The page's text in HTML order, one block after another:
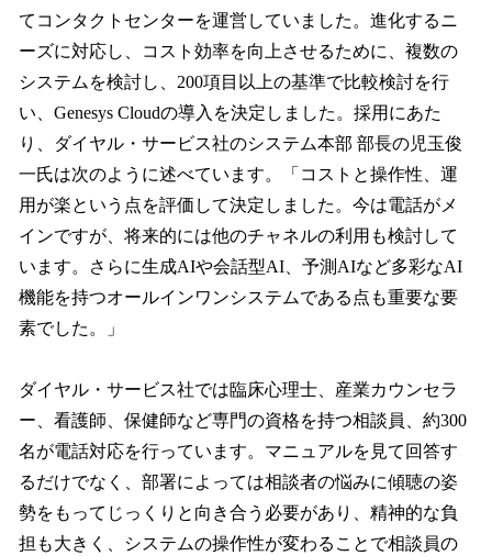
てコンタクトセンターを運営していました。進化するニ
ーズに対応し、コスト効率を向上させるために、複数の
システムを検討し、200項目以上の基準で比較検討を行
い、Genesys Cloudの導入を決定しました。採用にあた
り、ダイヤル・サービス社のシステム本部 部長の児玉俊
一氏は次のように述べています。「コストと操作性、運
用が楽という点を評価して決定しました。今は電話がメ
インですが、将来的には他のチャネルの利用も検討して
います。さらに生成AIや会話型AI、予測AIなど多彩なAI
機能を持つオールインワンシステムである点も重要な要
素でした。」
ダイヤル・サービス社では臨床心理士、産業カウンセラ
ー、看護師、保健師など専門の資格を持つ相談員、約300
名が電話対応を行っています。マニュアルを見て回答す
るだけでなく、部署によっては相談者の悩みに傾聴の姿
勢をもってじっくりと向き合う必要があり、精神的な負
担も大きく、システムの操作性が変わることで相談員の